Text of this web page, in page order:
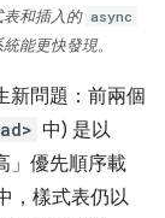
表和插入的 async
能更快發現。
新問題：前兩個
中) 是以
」優先順序載
，樣式表仍以